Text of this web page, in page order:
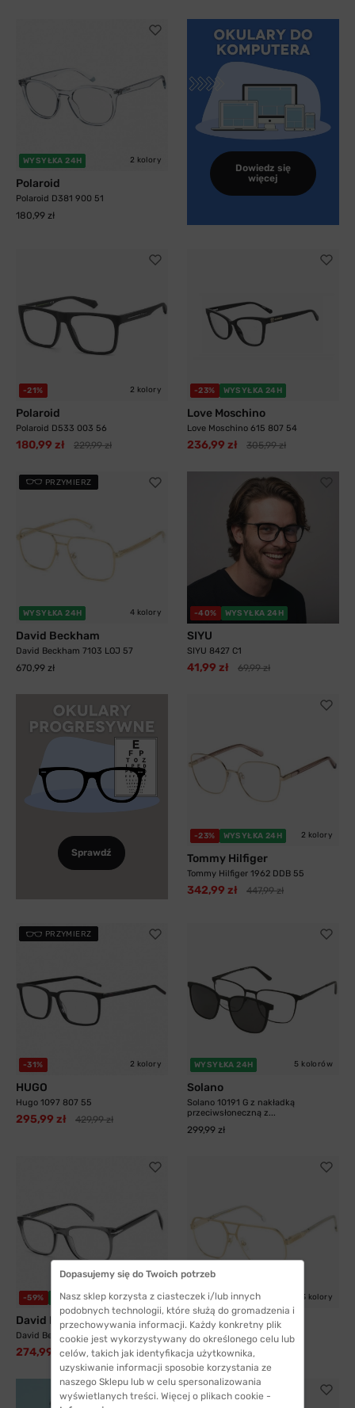
WYSYŁKA 24H 2 kolory
Polaroid
Polaroid D381 900 51
180,99 zł
Dowiedz się
więcej
-21% 2 kolory
Polaroid
Polaroid D533 003 56
180,99 zł 229,99 zł
-23% WYSYŁKA 24H
Love Moschino
Love Moschino 615 807 54
236,99 zł 305,99 zł
PRZYMIERZ
WYSYŁKA 24H 4 kolory
David Beckham
David Beckham 7103 LOJ 57
670,99 zł
-40% WYSYŁKA 24H
SIYU
SIYU 8427 C1
41,99 zł 69,99 zł
Sprawdź
-23% WYSYŁKA 24H 2 kolory
Tommy Hilfiger
Tommy Hilfiger 1962 DDB 55
342,99 zł 447,99 zł
PRZYMIERZ
-31% 2 kolory
HUGO
Hugo 1097 807 55
295,99 zł 429,99 zł
WYSYŁKA 24H 5 kolorów
Solano
Solano 10191 G z nakładką
przeciwsłoneczną z...
299,99 zł
-59% WYSYŁKA 24H
David Beckham
David Beckham 1083 KB7 52
274,99 zł 676,99 zł
-33% WYSYŁKA 24H 3 kolory
Carrera
Carrera 1135 J5G 60
408,99 zł 609,99 zł
Dopasujemy się do Twoich potrzeb
Nasz sklep korzysta z ciasteczek i/lub innych
podobnych technologii, które służą do gromadzenia i
przechowywania informacji. Każdy konkretny plik
cookie jest wykorzystywany do określonego celu lub
celów, takich jak identyfikacja użytkownika,
uzyskiwanie informacji sposobie korzystania ze
naszego Sklepu lub w celu spersonalizowania
wyświetlanych treści. Więcej o plikach cookie -